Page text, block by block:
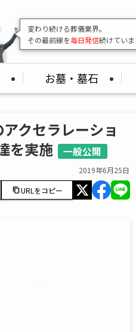
変わり続ける葬儀業界。
その最前線を毎日発信続けていま
お墓・墓石
クセラレーショ
を実施
一般公開
2019年6月25日
URLをコピー